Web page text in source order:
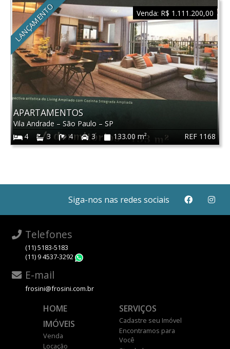
LANÇAMENTO
REF 1168
APARTAMENTOS
Vila Andrade – São Paulo – SP
4
3 4 3 133.00 m²
Venda: R$ 1.111.200,00
Siga-nos nas redes sociais
Telefones
(11) 5183-5183
(11) 9 4537-3292
E-mail
frosini@frosini.com.br
HOME
IMÓVEIS
Venda
Locação
SERVIÇOS
Cadastre seu Imóvel
Encontramos para
Você